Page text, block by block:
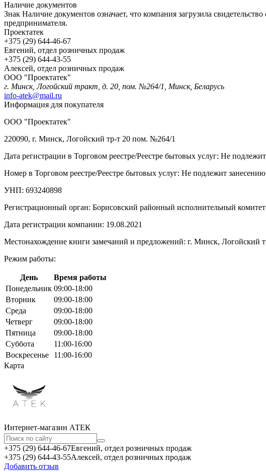
Наличие документов
Знак Наличие документов означает, что компания загрузила
предпринимателя.
Проектатек
+375 (29) 644-46-67
Евгений, отдел розничных продаж
+375 (29) 644-43-55
Алексей, отдел розничных продаж
ООО "Проектатек"
г. Минск, Логойский тракт, д. 20, пом. №264/1, Минск, Беларусь
info-atek@mail.ru
Информация для покупателя
ООО "Проектатек"
220090, г. Минск, Логойский тр-т 20 пом. №264/1
Дата регистрации в Торговом реестре/Реестре бытовых услуг: Не
Номер в Торговом реестре/Реестре бытовых услуг: Не подлежит занесению
УНП: 693240898
Регистрационный орган: Борисовский районный исполнительный комитет
Дата регистрации компании: 19.08.2021
Местонахождение книги замечаний и предложений: г. Минск, Логойский
Режим работы:
День
Время работы
Понедельник 09:00-18:00
Вторник
09:00-18:00
Среда
09:00-18:00
Четверг
09:00-18:00
Пятница
09:00-18:00
Суббота
11:00-16:00
Воскресенье
11:00-16:00
Карта
Интернет-магазин АТЕКㅤ
+375 (29) 644-46-67Евгений, отдел розничных продаж
+375 (29) 644-43-55Алексей, отдел розничных продаж
Добавить отзыв